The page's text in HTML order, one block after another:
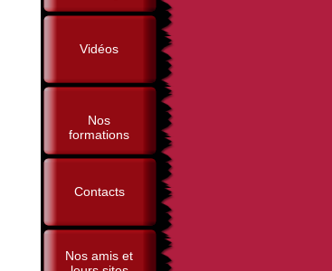
Vidéos
Nos
formations
Contacts
Nos amis et